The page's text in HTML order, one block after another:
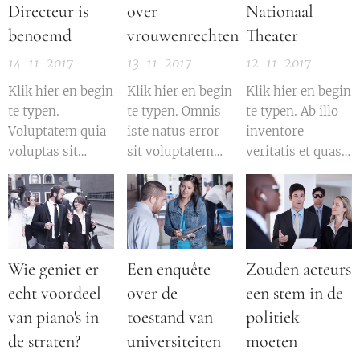
Directeur is
benoemd
14-11-2017
Klik hier en begin
te typen.
Voluptatem quia
voluptas sit
aspernatur aut
odit aut fugit sed
quia
consequuntur
magni dolores
eos qui ratione
voluptatem sequi
nesciunt neque
porro quisquam
over
vrouwenrechten
13-11-2017
Klik hier en begin
te typen. Omnis
iste natus error
sit voluptatem
accusantium
doloremque
laudantium
totam rem
aperiam eaque
ipsa quae ab illo
inventore
veritatis et quasi
Nationaal
Theater
12-11-2017
Klik hier en begin
te typen. Ab illo
inventore
veritatis et quasi
architecto beatae
vitae dicta sunt
explicabo nemo
enim ipsam
voluptatem quia
voluptas sit
aspernatur aut
odit aut fugit sed
quia
Wie geniet er
echt voordeel
van piano's in
de straten?
Een enquête
over de
toestand van
universiteiten
Zouden acteurs
een stem in de
politiek
moeten